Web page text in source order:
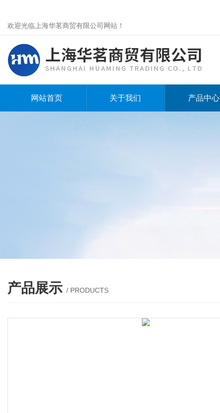
欢迎光临上海华茗商贸有限公司网站！
网站首页 关于我们 产品中心
产品展示 / PRODUCTS